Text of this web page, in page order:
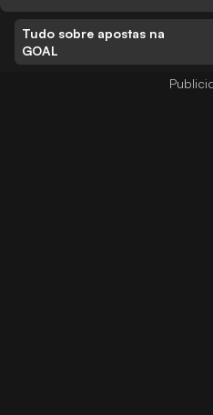
Tudo sobre apostas na
GOAL